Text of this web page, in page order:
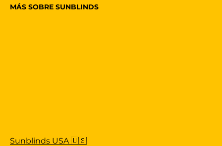
MÁS SOBRE SUNBLINDS
Sunblinds USA 🇺🇸